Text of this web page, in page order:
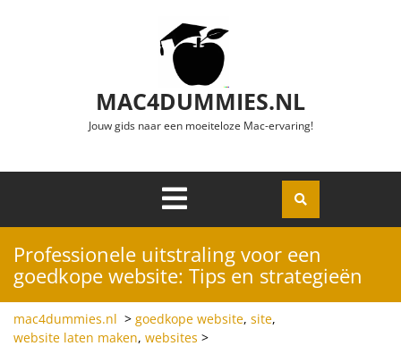
MAC4DUMMIES.NL
Jouw gids naar een moeiteloze Mac-ervaring!
Openen
Professionele uitstraling voor een
goedkope website: Tips en strategieën
mac4dummies.nl > goedkope website, site,
website laten maken, websites >